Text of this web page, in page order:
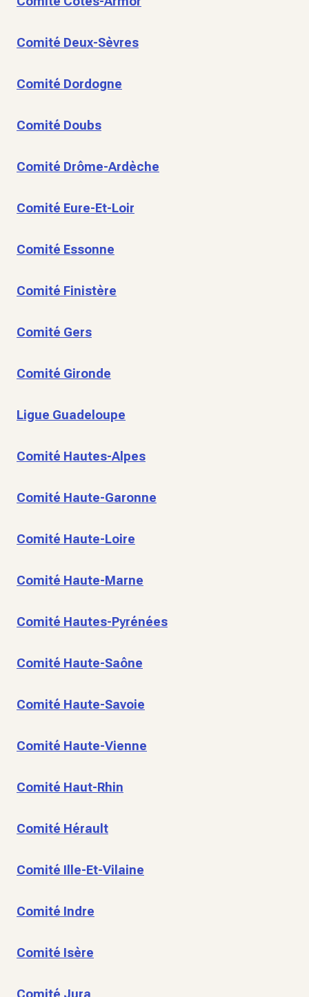
Comité Deux-Sèvres
Comité Dordogne
Comité Doubs
Comité Drôme-Ardèche
Comité Eure-Et-Loir
Comité Essonne
Comité Finistère
Comité Gers
Comité Gironde
Ligue Guadeloupe
Comité Hautes-Alpes
Comité Haute-Garonne
Comité Haute-Loire
Comité Haute-Marne
Comité Hautes-Pyrénées
Comité Haute-Saône
Comité Haute-Savoie
Comité Haute-Vienne
Comité Haut-Rhin
Comité Hérault
Comité Ille-Et-Vilaine
Comité Indre
Comité Isère
Comité Jura